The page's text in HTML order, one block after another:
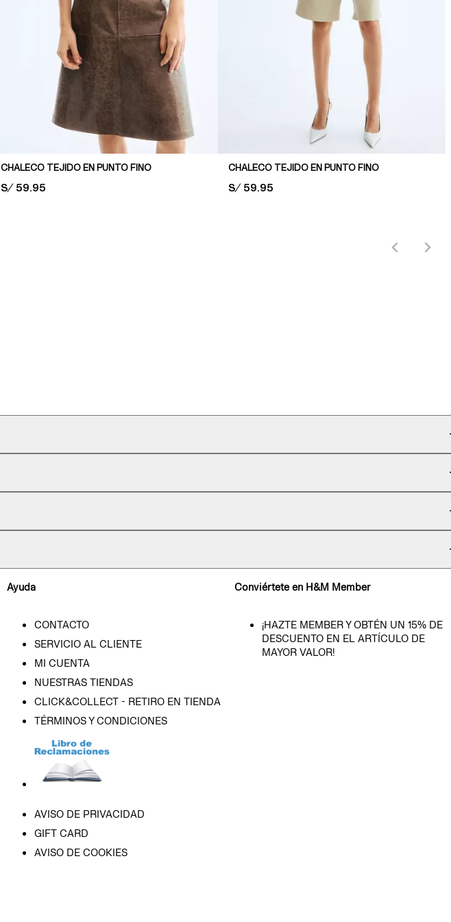
CHALECO TEJIDO EN PUNTO FINO
PRICE:
S/ 59.95
CHALECO TEJIDO EN PUNTO FINO
PRICE:
S/ 59.95
Ayuda
CONTACTO
SERVICIO AL CLIENTE
MI CUENTA
NUESTRAS TIENDAS
CLICK&COLLECT - RETIRO EN TIENDA
TÉRMINOS Y CONDICIONES
AVISO DE PRIVACIDAD
GIFT CARD
AVISO DE COOKIES
Conviértete en H&M Member
¡HAZTE MEMBER Y OBTÉN UN 15% DE
DESCUENTO EN EL ARTÍCULO DE
MAYOR VALOR!